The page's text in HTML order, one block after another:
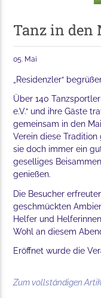
Tanz in den
05. Mai
„Residenzler“
Über 140
e.V.“ und ihre Gäste
gemeinsam in den
Verein diese
sie doch immer ein
geselliges
genießen.
Die Besucher
geschmückten
Helfer und
Wohl an diesem
Eröffnet wurde die
Zum vollständigen